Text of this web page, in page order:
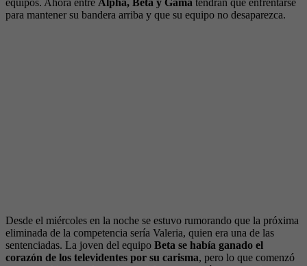
para mantener su bandera arriba y que su equipo no desaparezca.
Desde el miércoles en la noche se estuvo rumorando que la próxima
eliminada de la competencia sería Valeria, quien era una de las
sentenciadas. La joven del equipo Beta se había ganado el
corazón de los televidentes por su carisma, pero lo que comenzó